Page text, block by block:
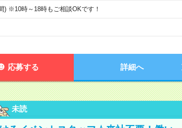
※10時～18時もご相談OKです！
応募する 詳細へ
未読